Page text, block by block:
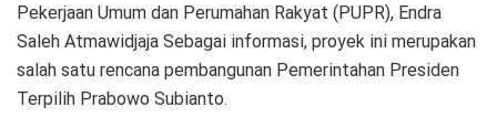
Pekerjaan Umum dan Perumahan Rakyat (PUPR), Endra
Saleh Atmawidjaja Sebagai informasi, proyek ini merupakan
salah satu rencana pembangunan Pemerintahan Presiden
Terpilih Prabowo Subianto.